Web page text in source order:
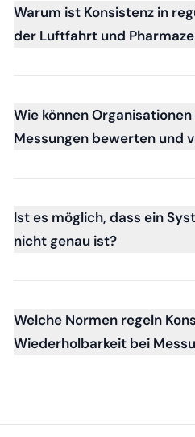
Warum ist Konsistenz in
der Luftfahrt und
Wie können
Messungen bewerten und
Ist es möglich, dass ein
nicht genau ist?
Welche Normen regeln
Wiederholbarkeit bei